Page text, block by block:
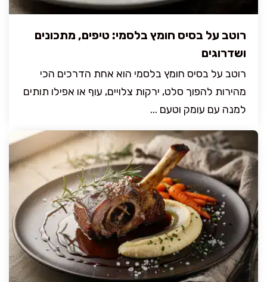
רוטב על בסיס חומץ בלסמי: טיפים, מתכונים
ושדרוגים
רוטב על בסיס חומץ בלסמי הוא אחת הדרכים הכי
מהירות להפוך סלט, ירקות צלויים, עוף או אפילו תותים
למנה עם עומק וטעם ...